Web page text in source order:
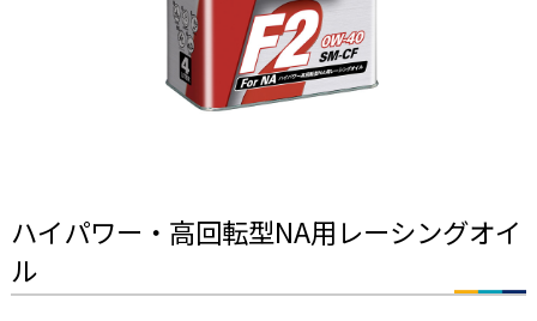
ハイパワー・高回転型NA用レーシングオイ
ル